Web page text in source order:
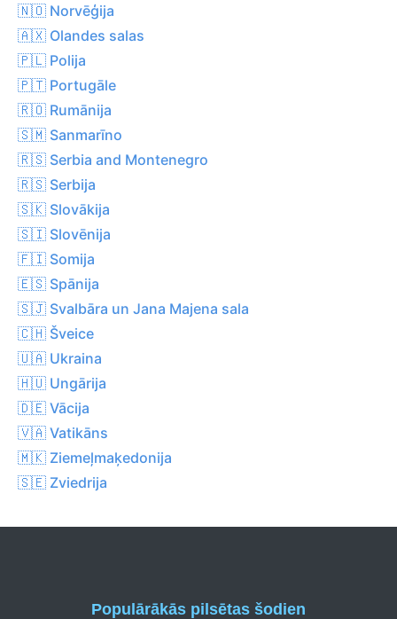
🇳🇴 Norvēģija
🇦🇽 Olandes salas
🇵🇱 Polija
🇵🇹 Portugāle
🇷🇴 Rumānija
🇸🇲 Sanmarīno
🇷🇸 Serbia and Montenegro
🇷🇸 Serbija
🇸🇰 Slovākija
🇸🇮 Slovēnija
🇫🇮 Somija
🇪🇸 Spānija
🇸🇯 Svalbāra un Jana Majena sala
🇨🇭 Šveice
🇺🇦 Ukraina
🇭🇺 Ungārija
🇩🇪 Vācija
🇻🇦 Vatikāns
🇲🇰 Ziemeļmaķedonija
🇸🇪 Zviedrija
Populārākās pilsētas šodien